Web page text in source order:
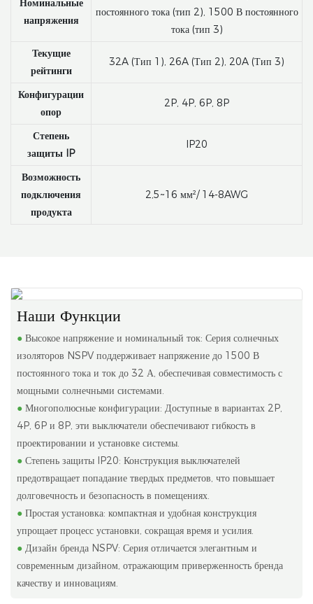
Номинальные
напряжения
постоянного тока (тип 2), 1500 В постоянного
тока (тип 3)
Текущие
рейтинги
32A (Тип 1), 26A (Тип 2), 20A (Тип 3)
Конфигурации
опор
2P, 4P, 6P, 8P
Степень
защиты IP
IP20
Возможность
подключения
продукта
2,5~16 мм²/ 14-8AWG
Наши Функции
●Высокое напряжение и номинальный ток: Серия солнечных
изоляторов NSPV поддерживает напряжение до 1500 В
постоянного тока и ток до 32 А, обеспечивая совместимость с
мощными солнечными системами.
● Многополюсные конфигурации: Доступные в вариантах 2P,
4P, 6P и 8P, эти выключатели обеспечивают гибкость в
проектировании и установке системы.
● Степень защиты IP20: Конструкция выключателей
предотвращает попадание твердых предметов, что повышает
долговечность и безопасность в помещениях.
● Простая установка: компактная и удобная конструкция
упрощает процесс установки, сокращая время и усилия.
● Дизайн бренда NSPV: Серия отличается элегантным и
современным дизайном, отражающим приверженность бренда
качеству и инновациям.